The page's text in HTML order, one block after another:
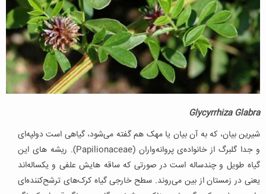
Glycyrrhiza Glabra
شیرین بیان، که به آن بیان یا مهک هم گفته می‌شود، گیاهی است دولپه‌ای
و جدا گلبرگ از خانواده‌ی پروانه‌واران (Papilionaceae). ریشه های این
گیاه طویل و چندساله است در صورتی که ساقه هایش علفی و یکساله‌اند
یعنی در زمستان از بین می‌روند. سطح خارجی گیاه کرک‌های ترشح‌کننده‌ای